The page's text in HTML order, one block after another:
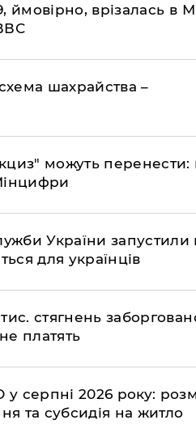
ймовірно, врізалась в
шахрайства –
можуть
України запустили
для українців
стягнень
платять
серпні 2026 року:
та субсидія на житло